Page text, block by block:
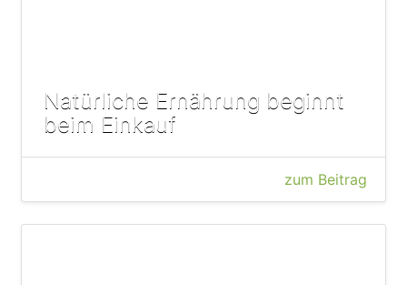
Natürliche Ernährung beginnt
beim Einkauf
zum Beitrag